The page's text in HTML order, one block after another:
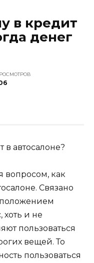
в кредит
денег
вопросом, как
Связано
хоть и не
пользоваться
вещей. То
пользоваться